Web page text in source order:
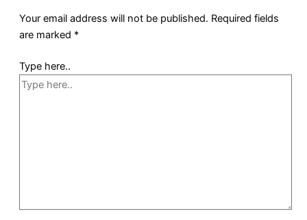
Your email address will not be published. Required fields
are marked *
Type here..